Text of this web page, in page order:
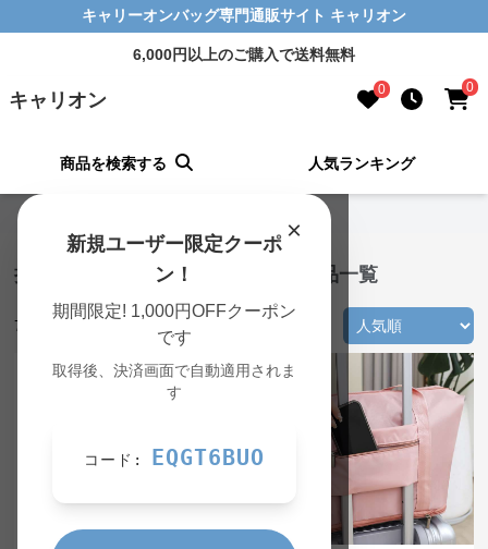
キャリーオンバッグ専門通販サイト キャリオン
6,000円以上のご購入で送料無料
キャリオン 0 0
商品を検索する 人気ランキング
×
新規ユーザー限定クーポ
ン！
期間限定! 1,000円OFFクーポン
です
取得後、決済画面で自動適用されま
す
コード: EQGT6BUO
キャリオン TOP
折りたたみ キャリーオンバッグ 商品一覧
74 件の商品が見つかりました